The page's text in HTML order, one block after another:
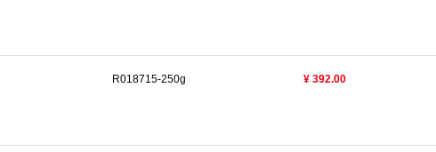
R018715-250g ¥ 392.00